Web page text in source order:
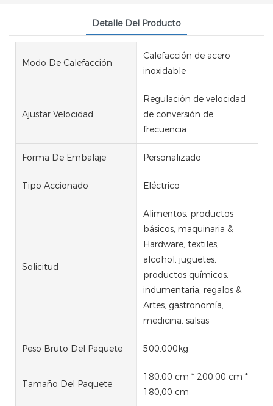
Detalle Del Producto
Modo De Calefacción
Calefacción de acero
inoxidable
Ajustar Velocidad
Regulación de velocidad
de conversión de
frecuencia
Forma De Embalaje Personalizado
Tipo Accionado Eléctrico
Solicitud
Alimentos, productos
básicos, maquinaria &
Hardware, textiles,
alcohol, juguetes,
productos químicos,
indumentaria, regalos &
Artes, gastronomía,
medicina, salsas
Peso Bruto Del Paquete 500.000kg
Tamaño Del Paquete
180,00 cm * 200,00 cm *
180,00 cm